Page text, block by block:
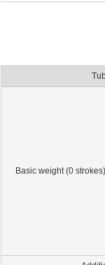
Basic weight (0 strokes)